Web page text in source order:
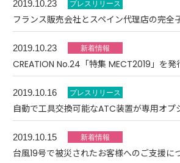
2019.10.23
フランス販売会社とスペイン代理店の完全
2019.10.23
CREATION No.24「特集 MECT2019」を発
2019.10.16
自動で工具交換可能なATC装置が専用オプ
2019.10.15
台風19号で被災されたお客様へのご支援に